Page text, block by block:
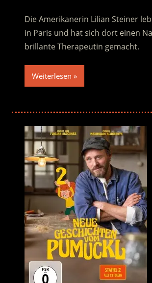
Die Amerikanerin Lilian Steiner
in Paris und hat sich dort einen
brillante Therapeutin gemacht.
Weiterlesen